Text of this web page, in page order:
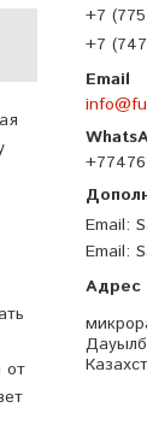
+7
+7
Email
Email
от